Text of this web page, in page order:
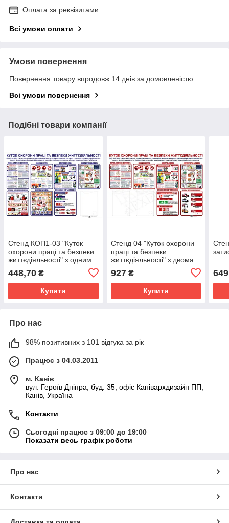
Оплата за реквізитами
Всі умови оплати
Умови повернення
Повернення товару впродовж 14 днів за домовленістю
Всі умови повернення
Подібні товари компанії
Стенд КОП1-03 "Куток
охорони праці та безпеки
життєдіяльності" з одним
інформаційним карманом
формат А4
448,70 ₴
Купити
Стенд 04 "Куток охорони
праці та безпеки
життєдіяльності" з двома
карманами
927₴
Купити
649
Про нас
98% позитивних з 101 відгука за рік
Працює з 04.03.2011
м. Канів
вул. Героїв Дніпра, буд. 35, офіс Канівархдизайн ПП,
Канів, Україна
Контакти
Сьогодні працює з 09:00 до 19:00
Показати весь графік роботи
Про нас
Контакти